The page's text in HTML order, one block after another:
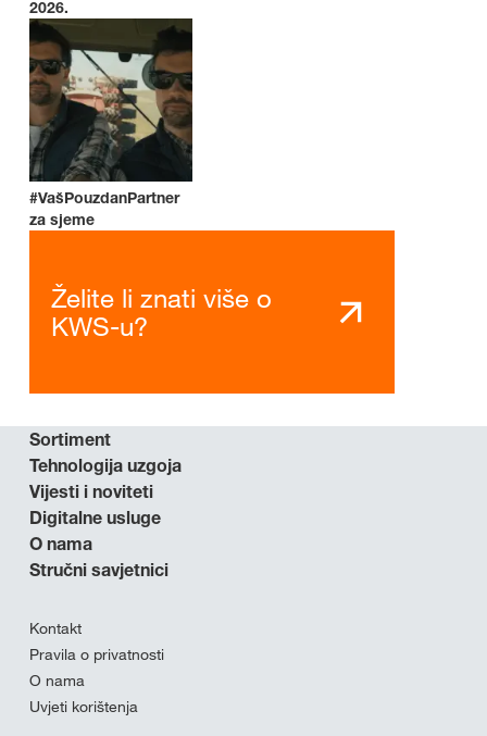
2026.
#VašPouzdanPartner
za sjeme
Želite li znati više o
KWS-u?
Sortiment
Tehnologija uzgoja
Vijesti i noviteti
Digitalne usluge
O nama
Stručni savjetnici
Kontakt
Pravila o privatnosti
O nama
Uvjeti korištenja